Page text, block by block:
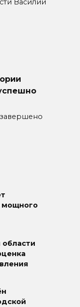
Василий
мощного